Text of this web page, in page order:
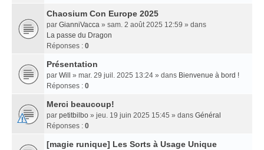
Chaosium Con Europe 2025
par GianniVacca » sam. 2 août 2025 12:59 » dans
La passe du Dragon
Réponses : 0
Présentation
par Will » mar. 29 juil. 2025 13:24 » dans Bienvenue à bord !
Réponses : 0
Merci beaucoup!
par petitbilbo » jeu. 19 juin 2025 15:45 » dans Général
Réponses : 0
[magie runique] Les Sorts à Usage Unique